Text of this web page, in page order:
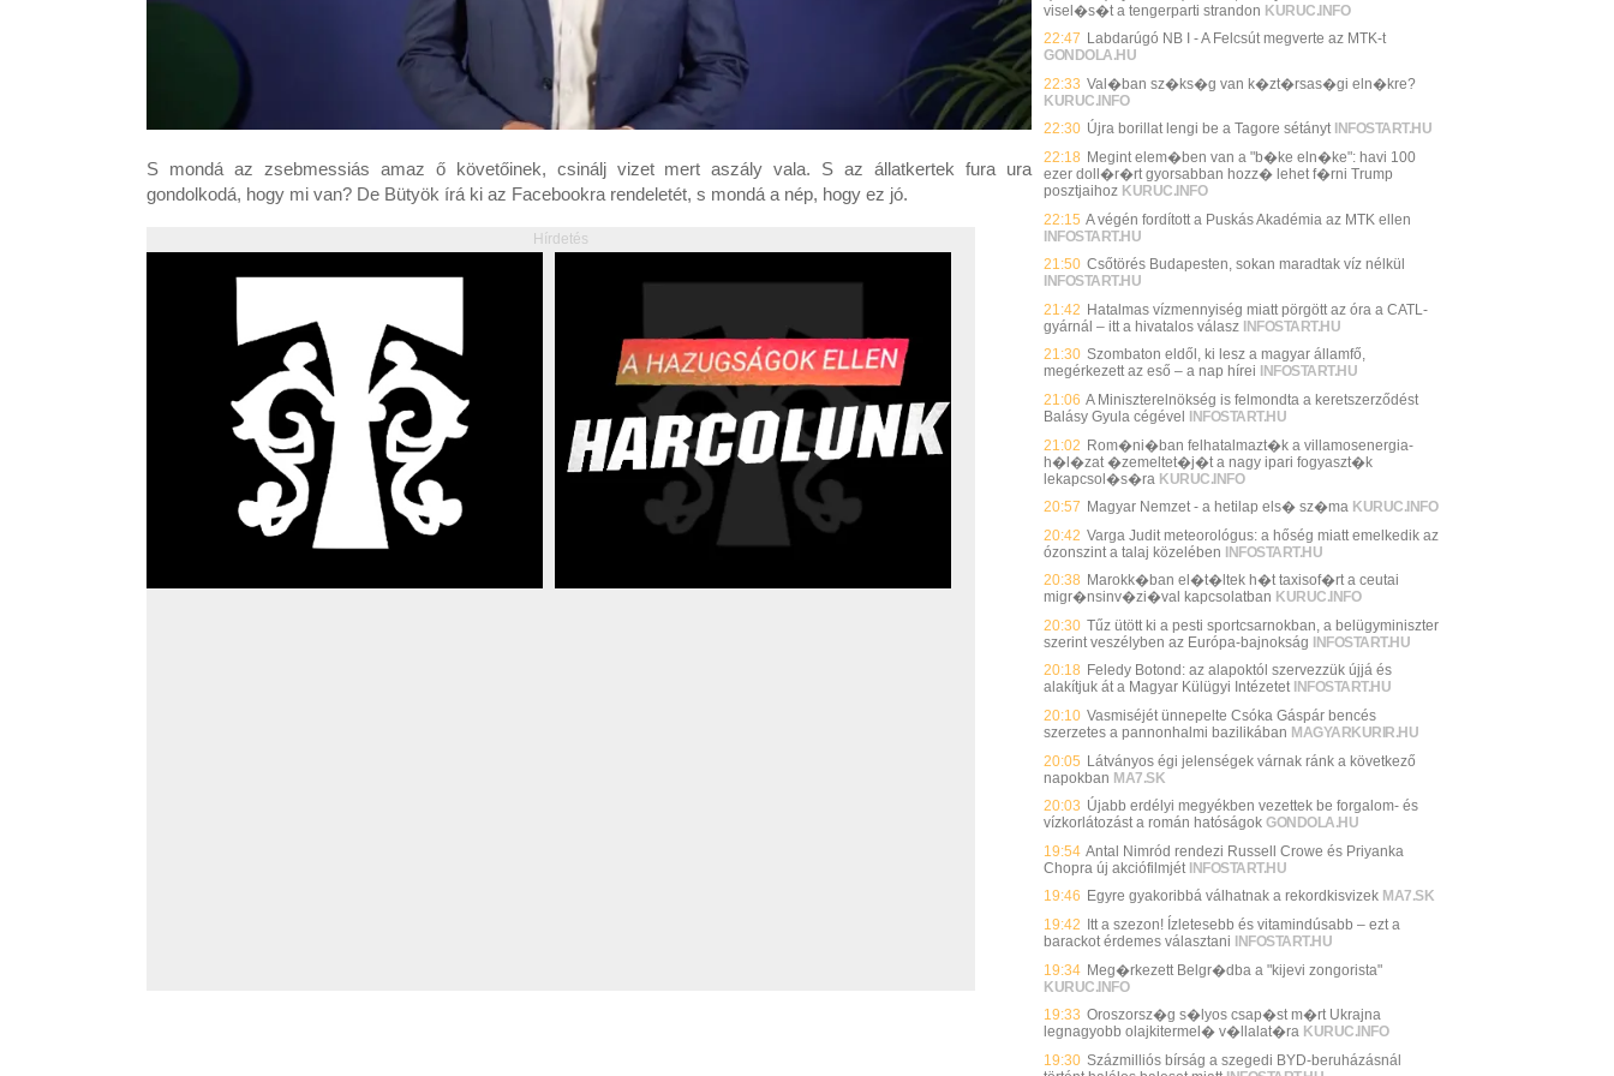
S mondá az zsebmessiás amaz ő követőinek, csinálj vizet mert aszály vala. S az állatkertek fura ura
gondolkodá, hogy mi van? De Bütyök írá ki az Facebookra rendeletét, s mondá a nép, hogy ez jó.
Hírdetés
visel�s�t a tengerparti strandon KURUC.INFO
22:47 Labdarúgó NB I - A Felcsút megverte az MTK-t
GONDOLA.HU
22:33 Val�ban sz�ks�g van k�zt�rsas�gi eln�kre?
KURUC.INFO
22:30 Újra borillat lengi be a Tagore sétányt INFOSTART.HU
22:18 Megint elem�ben van a "b�ke eln�ke": havi 100
ezer doll�r�rt gyorsabban hozz� lehet f�rni Trump
posztjaihoz KURUC.INFO
22:15 A végén fordított a Puskás Akadémia az MTK ellen
INFOSTART.HU
21:50 Csőtörés Budapesten, sokan maradtak víz nélkül
INFOSTART.HU
21:42 Hatalmas vízmennyiség miatt pörgött az óra a CATL-
gyárnál – itt a hivatalos válasz INFOSTART.HU
21:30 Szombaton eldől, ki lesz a magyar államfő,
megérkezett az eső – a nap hírei
INFOSTART.HU
21:06 A Miniszterelnökség is felmondta a keretszerződést
Balásy Gyula cégével
INFOSTART.HU
21:02 Rom�ni�ban felhatalmazt�k a villamosenergia-
h�l�zat �zemeltet�j�t a nagy ipari fogyaszt�k
lekapcsol�s�ra KURUC.INFO
20:57 Magyar Nemzet - a hetilap els� sz�ma KURUC.INFO
20:42 Varga Judit meteorológus: a hőség miatt emelkedik az
ózonszint a talaj közelében INFOSTART.HU
20:38 Marokk�ban el�t�ltek h�t taxisof�rt a ceutai
migr�nsinv�zi�val kapcsolatban KURUC.INFO
20:30 Tűz ütött ki a pesti sportcsarnokban, a belügyminiszter
szerint veszélyben az Európa-bajnokság INFOSTART.HU
20:18 Feledy Botond: az alapoktól szervezzük újjá és
alakítjuk át a Magyar Külügyi Intézetet INFOSTART.HU
20:10 Vasmiséjét ünnepelte Csóka Gáspár bencés
szerzetes a pannonhalmi bazilikában MAGYARKURIR.HU
20:05 Látványos égi jelenségek várnak ránk a következő
napokban MA7.SK
20:03 Újabb erdélyi megyékben vezettek be forgalom- és
vízkorlátozást a román hatóságok GONDOLA.HU
19:54 Antal Nimród rendezi Russell Crowe és Priyanka
Chopra új akciófilmjét INFOSTART.HU
19:46 Egyre gyakoribbá válhatnak a rekordkisvizek MA7.SK
19:42
Itt a szezon! Ízletesebb és vitamindúsabb – ezt a
barackot érdemes választani
INFOSTART.HU
19:34 Meg�rkezett Belgr�dba a "kijevi zongorista"
KURUC.INFO
19:33 Oroszorsz�g s�lyos csap�st m�rt Ukrajna
legnagyobb olajkitermel� v�llalat�ra KURUC.INFO
19:30 Százmilliós bírság a szegedi BYD-beruházásnál